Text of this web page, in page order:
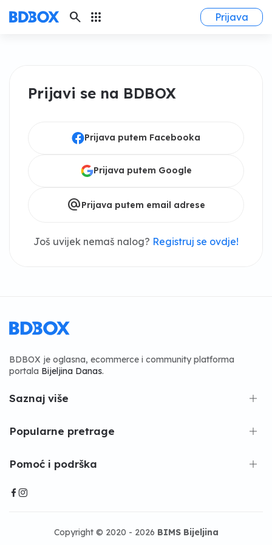
search apps Prijava
Prijavi se na BDBOX
Prijava putem Facebooka
Prijava putem Google
alternate_emailPrijava putem email adrese
Još uvijek nemaš nalog? Registruj se ovdje!
BDBOX je oglasna, ecommerce i community platforma
portala Bijeljina Danas.
Saznaj više
Popularne pretrage
Pomoć i podrška
Copyright © 2020 - 2026 BIMS Bijeljina